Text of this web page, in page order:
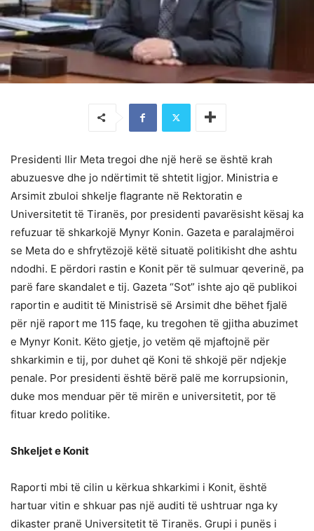
Presidenti Ilir Meta tregoi dhe një herë se është krah
abuzuesve dhe jo ndërtimit të shtetit ligjor. Ministria e
Arsimit zbuloi shkelje flagrante në Rektoratin e
Universitetit të Tiranës, por presidenti pavarësisht kësaj ka
refuzuar të shkarkojë Mynyr Konin. Gazeta e paralajmëroi
se Meta do e shfrytëzojë këtë situatë politikisht dhe ashtu
ndodhi. E përdori rastin e Konit për të sulmuar qeverinë, pa
parë fare skandalet e tij. Gazeta “Sot” ishte ajo që publikoi
raportin e auditit të Ministrisë së Arsimit dhe bëhet fjalë
për një raport me 115 faqe, ku tregohen të gjitha abuzimet
e Mynyr Konit. Këto gjetje, jo vetëm që mjaftojnë për
shkarkimin e tij, por duhet që Koni të shkojë për ndjekje
penale. Por presidenti është bërë palë me korrupsionin,
duke mos menduar për të mirën e universitetit, por të
fituar kredo politike.
Shkeljet e Konit
Raporti mbi të cilin u kërkua shkarkimi i Konit, është
hartuar vitin e shkuar pas një auditi të ushtruar nga ky
dikaster pranë Universitetit të Tiranës. Grupi i punës i